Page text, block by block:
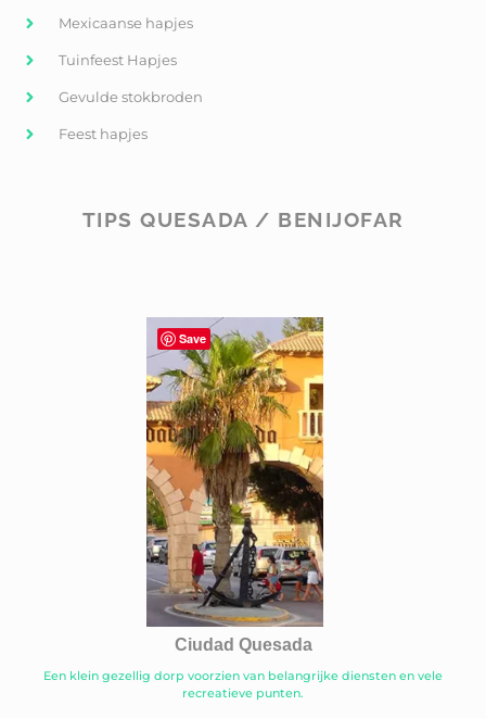
Mexicaanse hapjes
Tuinfeest Hapjes
Gevulde stokbroden
Feest hapjes
TIPS QUESADA / BENIJOFAR
Ciudad Quesada
Een klein gezellig dorp voorzien van belangrijke diensten en vele
recreatieve punten.
Save